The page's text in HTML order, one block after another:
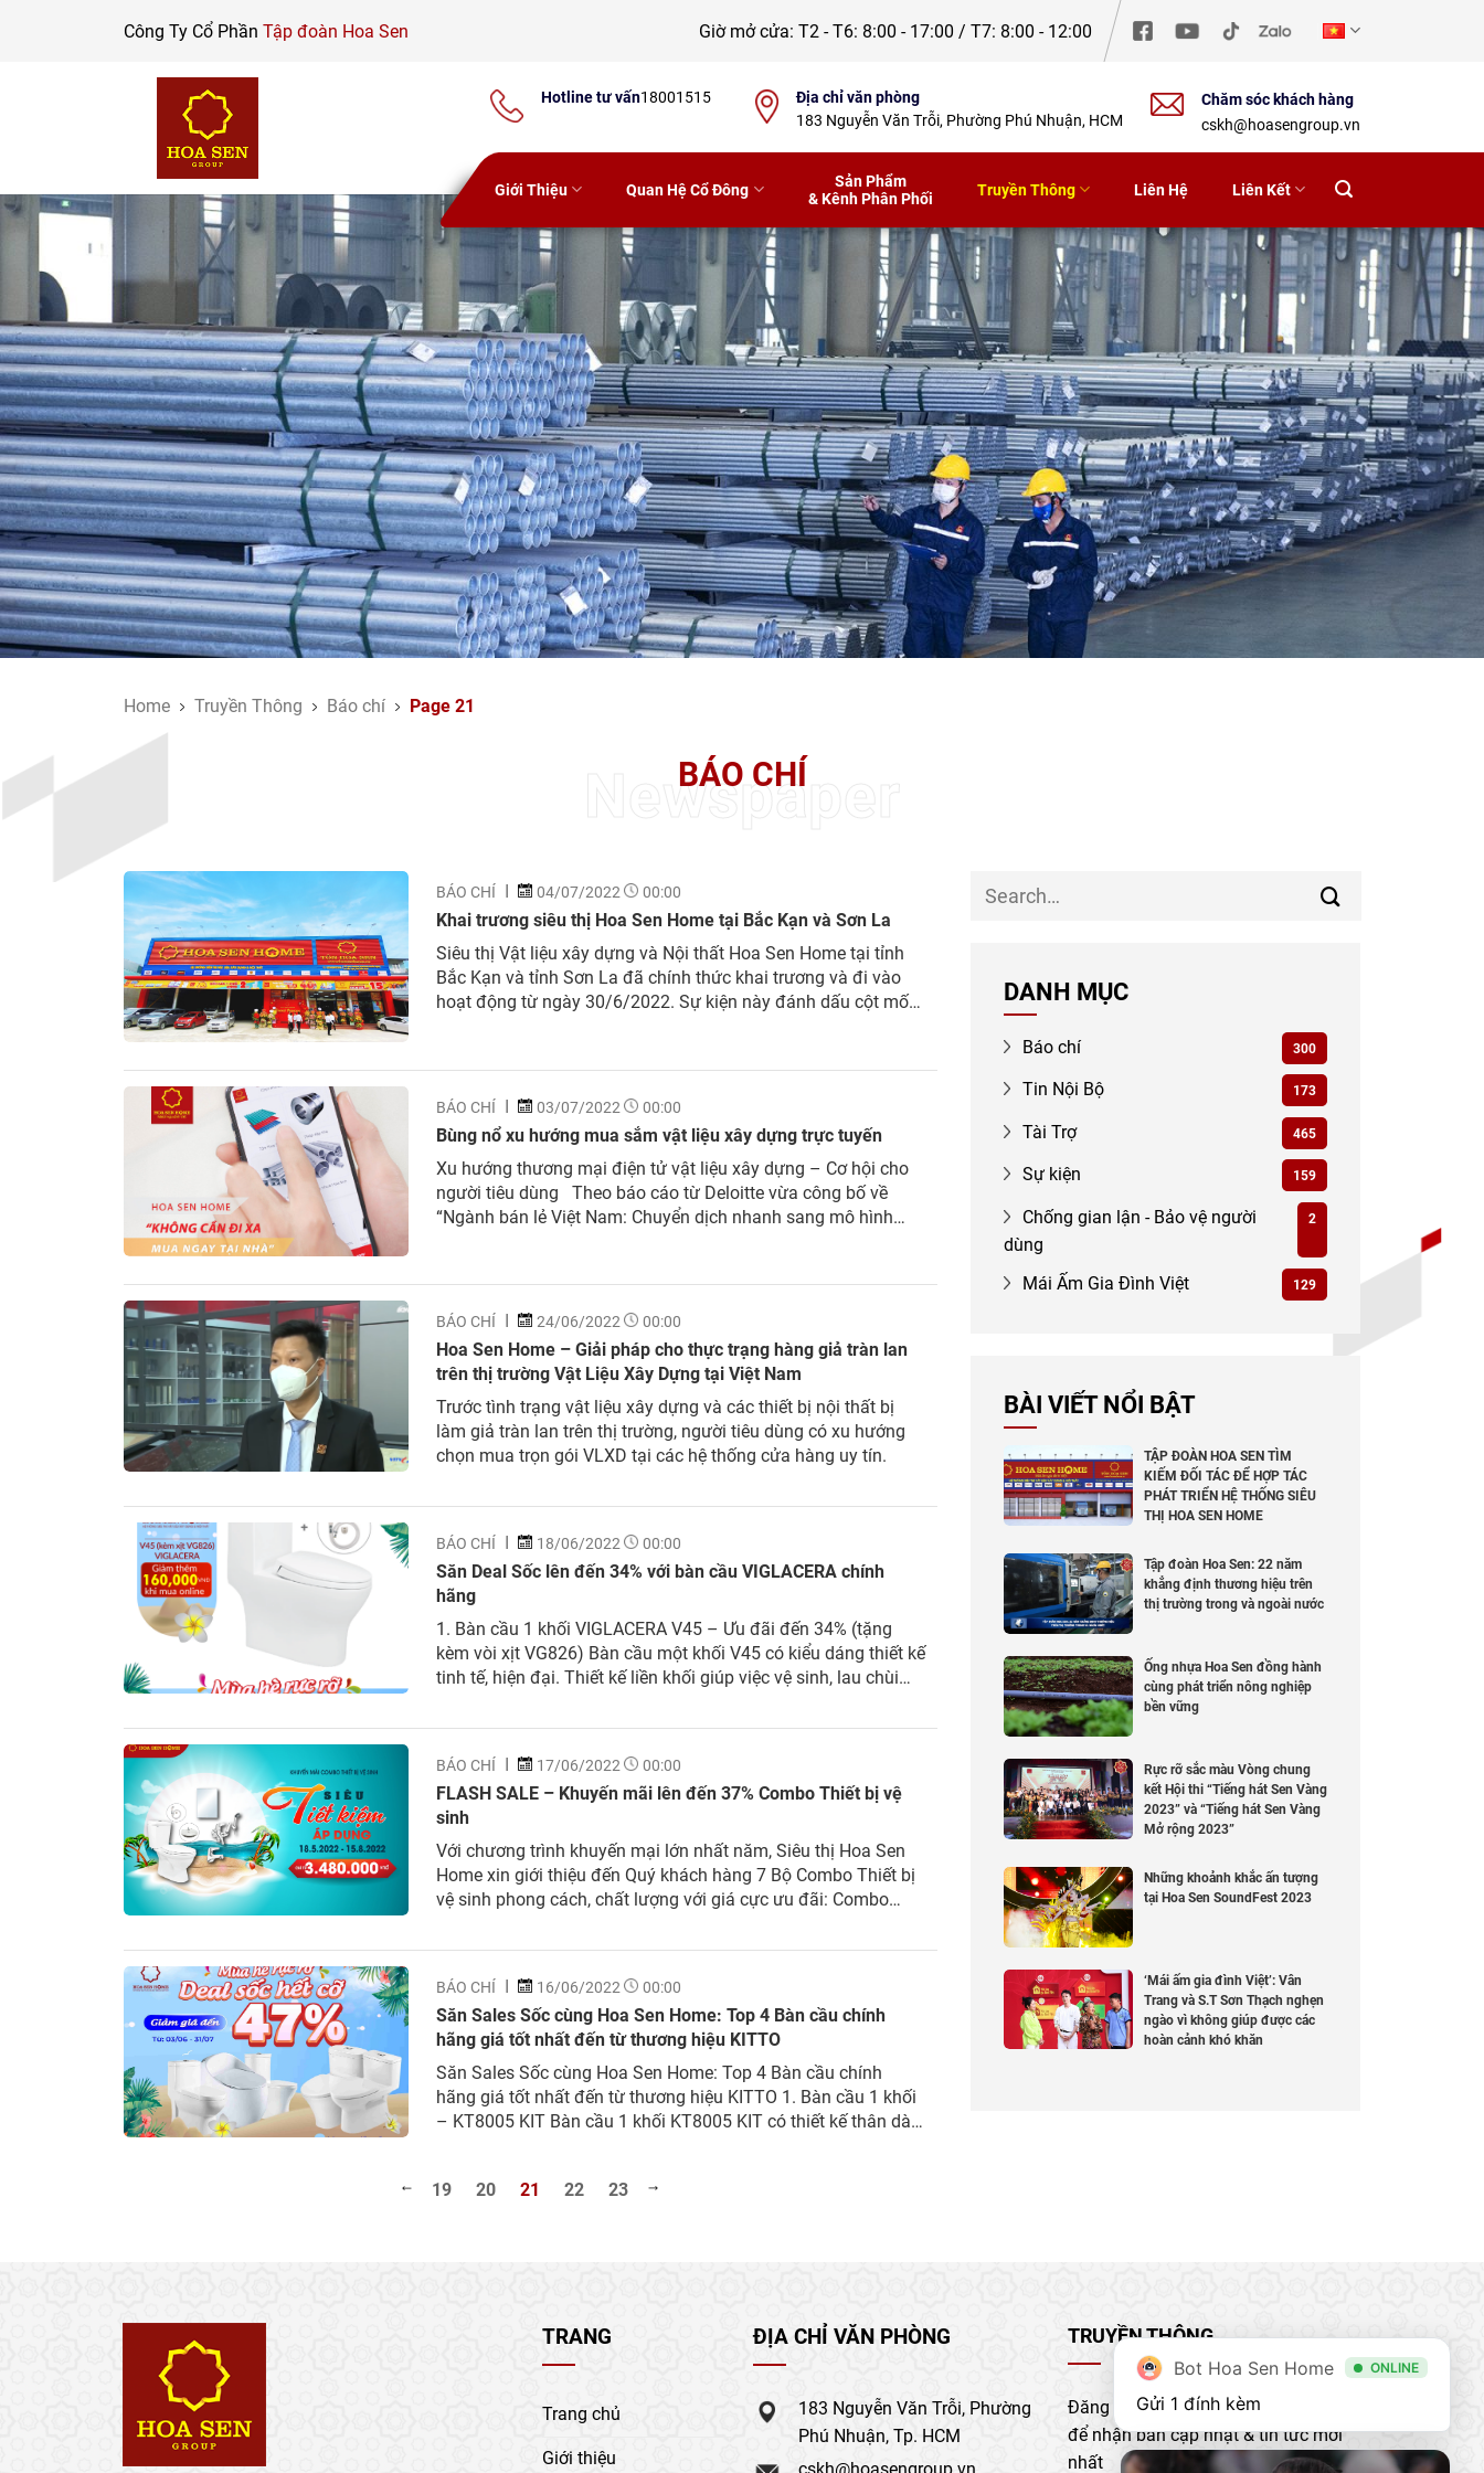
Công Ty Cổ Phần Tập đoàn Hoa Sen Giờ mở cửa:T2 - T6: 8:00 - 17:00 / T7: 8:00 - 12:00
Giới Thiệu Quan Hệ Cổ Đông
Sản Phẩm
& Kênh Phân Phối
Truyền Thông Liên Hệ Liên Kết
Hotline tư vấn18001515
Địa chỉ văn phòng
183 Nguyễn Văn Trỗi, Phường Phú Nhuận, HCM
Chăm sóc khách hàng
cskh@hoasengroup.vn
Home Truyền Thông Báo chí Page 21
BÁO CHÍ
Newspaper
BÁO CHÍ 04/07/2022 00:00
Khai trương siêu thị Hoa Sen Home tại Bắc Kạn và Sơn La
Siêu thị Vật liệu xây dựng và Nội thất Hoa Sen Home tại tỉnh
Bắc Kạn và tỉnh Sơn La đã chính thức khai trương và đi vào
hoạt động từ ngày 30/6/2022. Sự kiện này đánh dấu cột mốc
BÁO CHÍ 03/07/2022 00:00
Bùng nổ xu hướng mua sắm vật liệu xây dựng trực tuyến
Xu hướng thương mại điện tử vật liệu xây dựng – Cơ hội cho
người tiêu dùng Theo báo cáo từ Deloitte vừa công bố về
“Ngành bán lẻ Việt Nam: Chuyển dịch nhanh sang mô hình
BÁO CHÍ 24/06/2022 00:00
Hoa Sen Home – Giải pháp cho thực trạng hàng giả tràn lan
trên thị trường Vật Liệu Xây Dựng tại Việt Nam
Trước tình trạng vật liệu xây dựng và các thiết bị nội thất bị
làm giả tràn lan trên thị trường, người tiêu dùng có xu hướng
chọn mua trọn gói VLXD tại các hệ thống cửa hàng uy tín.
BÁO CHÍ 18/06/2022 00:00
Săn Deal Sốc lên đến 34% với bàn cầu VIGLACERA chính
hãng
1. Bàn cầu 1 khối VIGLACERA V45 – Ưu đãi đến 34% (tặng
kèm vòi xịt VG826) Bàn cầu một khối V45 có kiểu dáng thiết kế
tinh tế, hiện đại. Thiết kế liền khối giúp việc vệ sinh, lau chùi
độc quyền...
BÁO CHÍ 17/06/2022 00:00
FLASH SALE – Khuyến mãi lên đến 37% Combo Thiết bị vệ
sinh
Với chương trình khuyến mại lớn nhất năm, Siêu thị Hoa Sen
Home xin giới thiệu đến Quý khách hàng 7 Bộ Combo Thiết bị
vệ sinh phong cách, chất lượng với giá cực ưu đãi: Combo
Thiết bị vệ sinh 5...
BÁO CHÍ 16/06/2022 00:00
Săn Sales Sốc cùng Hoa Sen Home: Top 4 Bàn cầu chính
hãng giá tốt nhất đến từ thương hiệu KITTO
Săn Sales Sốc cùng Hoa Sen Home: Top 4 Bàn cầu chính
hãng giá tốt nhất đến từ thương hiệu KITTO 1. Bàn cầu 1 khối
– KT8005 KIT Bàn cầu 1 khối KT8005 KIT có thiết kế thân dài,
19
20 21 22 23
DANH MỤC
Báo chí 300
Tin Nội Bộ 173
Tài Trợ 465
Sự kiện 159
Chống gian lận - Bảo vệ người
dùng
2
Mái Ấm Gia Đình Việt 129
BÀI VIẾT NỔI BẬT
TẬP ĐOÀN HOA SEN TÌM
KIẾM ĐỐI TÁC ĐỂ HỢP TÁC
PHÁT TRIỂN HỆ THỐNG SIÊU
THỊ HOA SEN HOME
Tập đoàn Hoa Sen: 22 năm
khẳng định thương hiệu trên
thị trường trong và ngoài nước
Ống nhựa Hoa Sen đồng hành
cùng phát triển nông nghiệp
bền vững
Rực rỡ sắc màu Vòng chung
kết Hội thi “Tiếng hát Sen Vàng
2023” và “Tiếng hát Sen Vàng
Mở rộng 2023”
Những khoảnh khắc ấn tượng
tại Hoa Sen SoundFest 2023
‘Mái ấm gia đình Việt’: Vân
Trang và S.T Sơn Thạch nghẹn
ngào vì không giúp được các
hoàn cảnh khó khăn
TRANG
Trang chủ
Giới thiệu
ĐỊA CHỈ VĂN PHÒNG
183 Nguyễn Văn Trỗi, Phường
Phú Nhuận, Tp. HCM
cskh@hoasengroup.vn
TRUYỀN THÔNG
Đăng ký nhận bản tin của chúng tôi
để nhận bản cập nhật & tin tức mới
nhất
Bot Hoa Sen Home ONLINE
Gửi 1 đính kèm